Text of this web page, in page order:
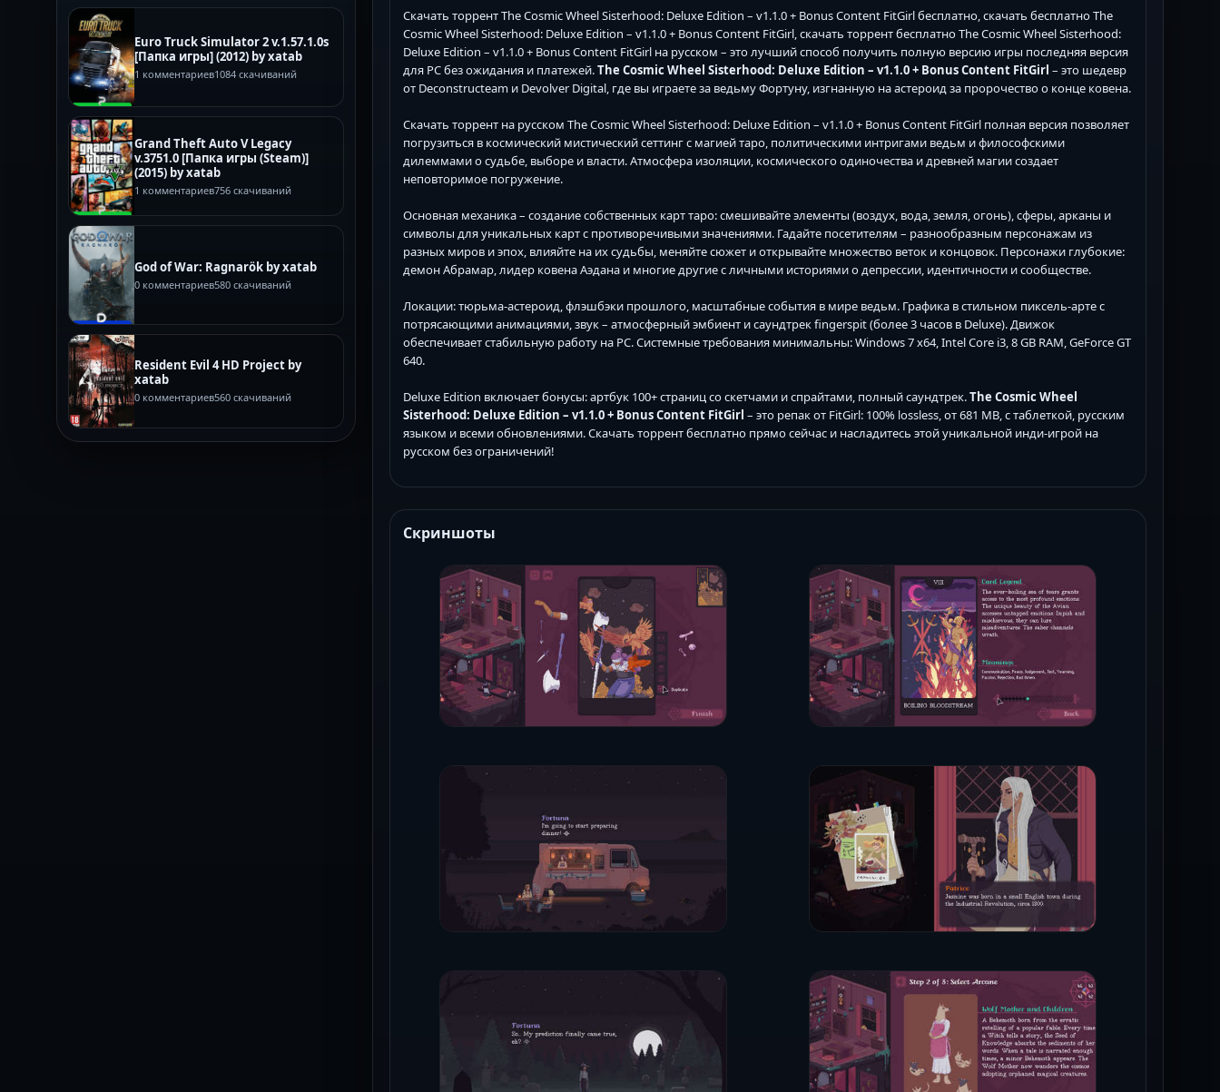
Euro Truck Simulator 2 v.1.57.1.0s
[Папка игры] (2012) by xatab
1 комментариев1084 скачиваний
Grand Theft Auto V Legacy
v.3751.0 [Папка игры (Steam)]
(2015) by xatab
1 комментариев756 скачиваний
God of War: Ragnarök by xatab
0 комментариев580 скачиваний
Resident Evil 4 HD Project by
xatab
0 комментариев560 скачиваний
Скачать торрент The Cosmic Wheel Sisterhood: Deluxe Edition – v1.1.0 + Bonus Content FitGirl бесплатно, скачать бесплатно The
Cosmic Wheel Sisterhood: Deluxe Edition – v1.1.0 + Bonus Content FitGirl, скачать торрент бесплатно The Cosmic Wheel Sisterhood:
Deluxe Edition – v1.1.0 + Bonus Content FitGirl на русском – это лучший способ получить полную версию игры последняя версия
для PC без ожидания и платежей.The Cosmic Wheel Sisterhood: Deluxe Edition – v1.1.0 + Bonus Content FitGirl – это шедевр
от Deconstructeam и Devolver Digital, где вы играете за ведьму Фортуну, изгнанную на астероид за пророчество о конце ковена.
Скачать торрент на русском The Cosmic Wheel Sisterhood: Deluxe Edition – v1.1.0 + Bonus Content FitGirl полная версия позволяет
погрузиться в космический мистический сеттинг с магией таро, политическими интригами ведьм и философскими
дилеммами о судьбе, выборе и власти. Атмосфера изоляции, космического одиночества и древней магии создает
неповторимое погружение.
Основная механика – создание собственных карт таро: смешивайте элементы (воздух, вода, земля, огонь), сферы, арканы и
символы для уникальных карт с противоречивыми значениями. Гадайте посетителям – разнообразным персонажам из
разных миров и эпох, влияйте на их судьбы, меняйте сюжет и открывайте множество веток и концовок. Персонажи глубокие:
демон Абрамар, лидер ковена Аэдана и многие другие с личными историями о депрессии, идентичности и сообществе.
Локации: тюрьма-астероид, флэшбэки прошлого, масштабные события в мире ведьм. Графика в стильном пиксель-арте с
потрясающими анимациями, звук – атмосферный эмбиент и саундтрек fingerspit (более 3 часов в Deluxe). Движок
обеспечивает стабильную работу на PC. Системные требования минимальны: Windows 7 x64, Intel Core i3, 8 GB RAM, GeForce GT
640.
Deluxe Edition включает бонусы: артбук 100+ страниц со скетчами и спрайтами, полный саундтрек.The Cosmic Wheel
Sisterhood: Deluxe Edition – v1.1.0 + Bonus Content FitGirl – это репак от FitGirl: 100% lossless, от 681 MB, с таблеткой, русским
языком и всеми обновлениями. Скачать торрент бесплатно прямо сейчас и насладитесь этой уникальной инди-игрой на
русском без ограничений!
Скриншоты